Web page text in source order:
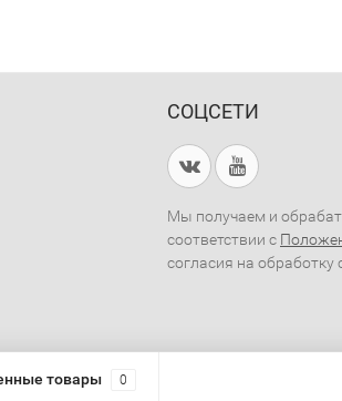
СОЦСЕТИ
Мы получаем и
соответствии с
согласия на
товары 0